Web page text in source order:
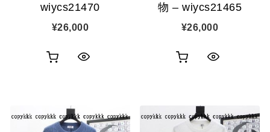
wiycs21470
¥26,000
物 – wiycs21465
¥26,000